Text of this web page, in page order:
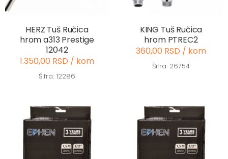
HERZ Tuš Ručica
hrom a313 Prestige
12042
1.350,00 RSD / kom
Šifra: 12286
KING Tuš Ručica
hrom PTREC2
360,00 RSD / kom
Šifra: 26754